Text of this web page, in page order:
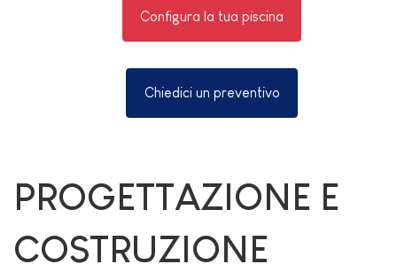
Configura la tua piscina
Chiedici un preventivo
PROGETTAZIONE E
COSTRUZIONE